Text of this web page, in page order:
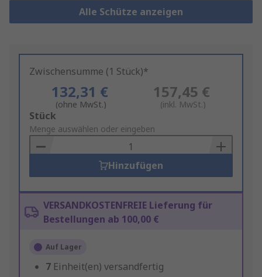
Alle Schütze anzeigen
Zwischensumme (1 Stück)*
132,31 €
(ohne MwSt.)
157,45 €
(inkl. MwSt.)
Add
to
Basket
Stück
Menge auswählen oder eingeben
Hinzufügen
VERSANDKOSTENFREIE Lieferung für
Bestellungen ab 100,00 €
Auf Lager
7 Einheit(en) versandfertig